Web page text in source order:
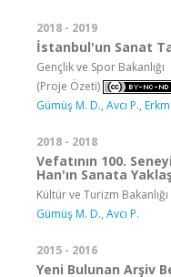
2018 - 2019
İstanbul'un Sanat
Gençlik ve Spor Bakanlığı
(Proje Özeti)
Gümüş M. D., Avcı P.,
2018 - 2018
Vefatının 100.
Han'ın Sanata
Kültür ve Turizm Bakanlığı
Gümüş M. D., Avcı P.
2015 - 2016
Yeni Bulunan Arşiv